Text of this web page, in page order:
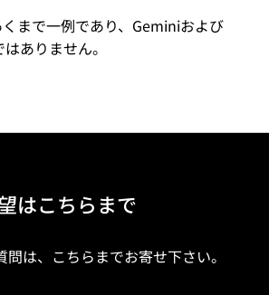
まで一例であり、Geminiおよび
ありません。
はこちらまで
は、こちらまでお寄せ下さい。